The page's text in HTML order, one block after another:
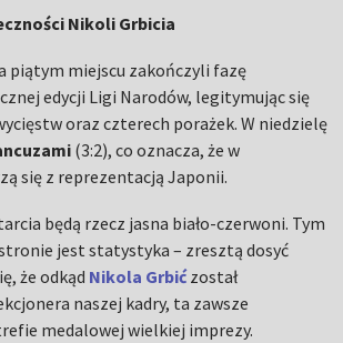
Nikoli Grbicia
piątym miejscu zakończyli fazę
edycji Ligi Narodów, legitymując się
oraz czterech porażek. W niedzielę
(3:2), co oznacza, że w
się z reprezentacją Japonii.
będą rzecz jasna biało-czerwoni. Tym
jest statystyka – zresztą dosyć
że odkąd Nikola Grbićzostał
naszej kadry, ta zawsze
medalowej wielkiej imprezy.